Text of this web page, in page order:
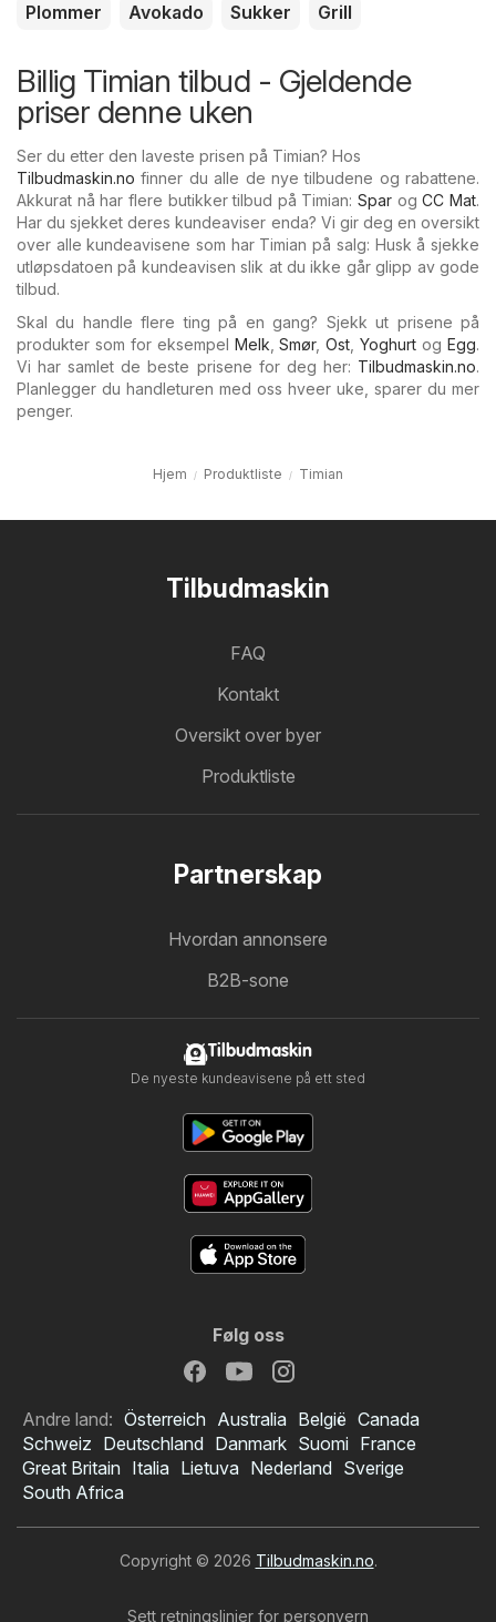
Plommer
Avokado Sukker Grill
Billig Timian tilbud - Gjeldende
priser denne uken
Ser du etter den laveste prisen på Timian? Hos
Tilbudmaskin.no finner du alle de nye tilbudene og rabattene.
Akkurat nå har flere butikker tilbud på Timian:Spar ogCC Mat.
Har du sjekket deres kundeaviser enda? Vi gir deg en oversikt
over alle kundeavisene som har Timian på salg: Husk å sjekke
utløpsdatoen på kundeavisen slik at du ikke går glipp av gode
tilbud.
Skal du handle flere ting på en gang? Sjekk ut prisene på
produkter som for eksempel Melk,Smør,Ost,Yoghurt ogEgg.
Vi har samlet de beste prisene for deg her: Tilbudmaskin.no.
Planlegger du handleturen med oss hveer uke, sparer du mer
penger.
Hjem Produktliste Timian
Tilbudmaskin
FAQ
Kontakt
Oversikt over byer
Produktliste
Partnerskap
Hvordan annonsere
B2B-sone
Tilbudmaskin
De nyeste kundeavisene på ett sted
Følg oss
Andre land: Österreich Australia België Canada
Schweiz Deutschland Danmark Suomi France
Great Britain Italia Lietuva Nederland Sverige
South Africa
Copyright © 2026 Tilbudmaskin.no.
Sett retningslinjer for personvern